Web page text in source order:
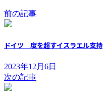
前の記事
ドイツ 度を超すイスラエル支持
2023年12月6日
次の記事